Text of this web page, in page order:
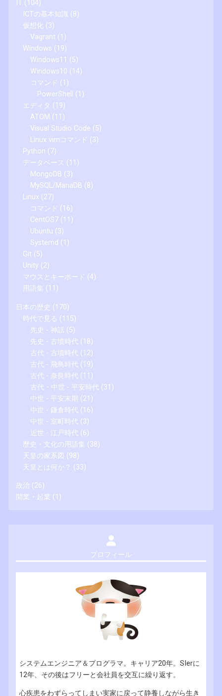
(104)
ICTの基本知識 (8)
仮想化 (3)
Vagrant (1)
Windows (19)
Windows11 (5)
Windows10 (14)
コマンド (1)
PowerShell
(1)
エディタ (19)
ATOM (11)
Visual Studio Code (5)
Linux vimコマンド (3)
Python (7)
データベース (11)
MongoDB (3)
MySQL/MariaDB (8)
Linux (27)
コマンド (16)
CentOS7(11)
Ubuntu (3)
Systemd (1)
Git (5)
Unity (2)
マウスとキーボード (4)
用語集 (11)
日本の歴史 (170)
時代で見る (115)
先史 - 神話 (5)
先史 - 古墳時代 (18)
古代 - 古墳時代 (12)
古代 - 飛鳥時代 (19)
古代 - 奈良時代 (11)
古代・中世 - 平安時代 (31)
中世 - 平安末期 (21)
中世 - 鎌倉時代 (16)
中世 - 室町時代 (3)
近世 - 江戸時代 (6)
歴史・文化の用語集 (38)
天皇の家系図 (98)
天皇とは何か？ (33)
政治 (26)
開業・起業 (1)
プロフィール
システムエンジニア＆プログラマ。キャリア20年。SIerに
12年、その後はフリーと会社員を交互に繰り返す。
心疾患をわずらってしまい実家に戻って静養しながら生き